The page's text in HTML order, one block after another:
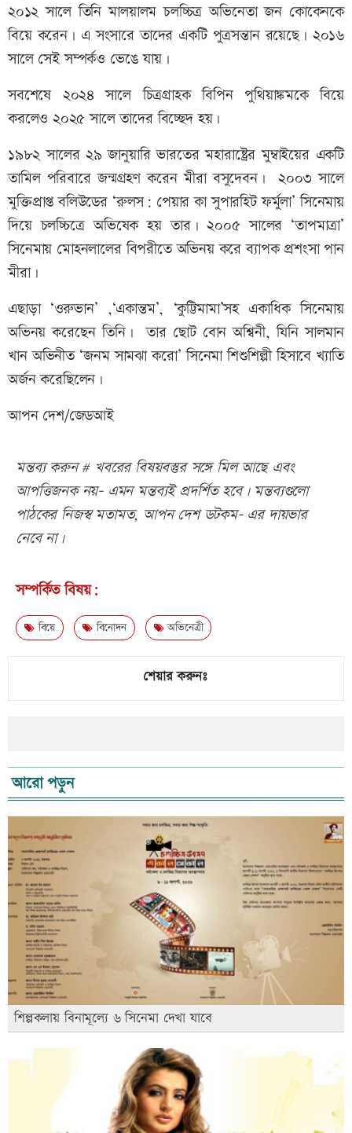
২০১২ সালে তিনি মালয়ালম চলচ্চিত্র অভিনেতা জন কোকেনকে
বিয়ে করেন। এ সংসারে তাদের একটি পুত্রসন্তান রয়েছে। ২০১৬
সালে সেই সম্পর্কও ভেঙে যায়।
সবশেষে ২০২৪ সালে চিত্রগ্রাহক বিপিন পুথিয়াঙ্কমকে বিয়ে
করলেও ২০২৫ সালে তাদের বিচ্ছেদ হয়।
১৯৮২ সালের ২৯ জানুয়ারি ভারতের মহারাষ্ট্রের মুম্বাইয়ের একটি
তামিল পরিবারে জন্মগ্রহণ করেন মীরা বসুদেবন। ২০০৩ সালে
মুক্তিপ্রাপ্ত বলিউডের ‘রুলস: পেয়ার কা সুপারহিট ফর্মুলা’ সিনেমায়
দিয়ে চলচ্চিত্রে অভিষেক হয় তার। ২০০৫ সালের ‘তাপমাত্রা’
সিনেমায় মোহনলালের বিপরীতে অভিনয় করে ব্যাপক প্রশংসা পান
মীরা।
এছাড়া ‘ওরুভান’ ,‘একান্তম’, ‘কুট্টিমামা’সহ একাধিক সিনেমায়
অভিনয় করেছেন তিনি। তার ছোট বোন অশ্বিনী, যিনি সালমান
খান অভিনীত ‘জনম সামঝা করো’ সিনেমা শিশুশিল্পী হিসাবে খ্যাতি
অর্জন করেছিলেন।
আপন দেশ/জেডআই
মন্তব্য করুন # খবরের বিষয়বস্তুর সঙ্গে মিল আছে এবং
আপত্তিজনক নয়- এমন মন্তব্যই প্রদর্শিত হবে। মন্তব্যগুলো
পাঠকের নিজস্ব মতামত, আপন দেশ ডটকম- এর দায়ভার
নেবে না।
সম্পর্কিত বিষয়:
বিয়ে বিনোদন অভিনেত্রী
শেয়ার করুনঃ
আরো পড়ুন
শিল্পকলায় বিনামূল্যে ৬ সিনেমা দেখা যাবে